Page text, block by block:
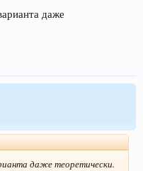
даже
даже теоретически.